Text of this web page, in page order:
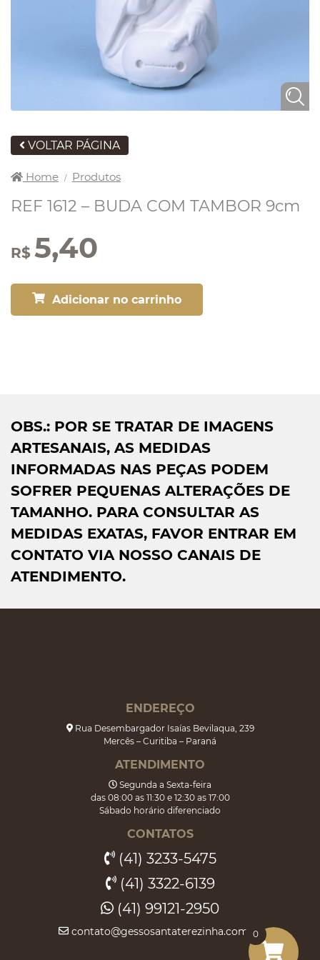
VOLTAR PÁGINA
Home / Produtos
REF 1612 – BUDA COM TAMBOR 9cm
R$ 5,40
Adicionar no carrinho
OBS.: POR SE TRATAR DE IMAGENS
ARTESANAIS, AS MEDIDAS
INFORMADAS NAS PEÇAS PODEM
SOFRER PEQUENAS ALTERAÇÕES DE
TAMANHO. PARA CONSULTAR AS
MEDIDAS EXATAS, FAVOR ENTRAR EM
CONTATO VIA NOSSO CANAIS DE
ATENDIMENTO.
ENDEREÇO
Rua Desembargador Isaías Bevilaqua, 239
Mercês – Curitiba – Paraná
ATENDIMENTO
Segunda a Sexta-feira
das 08:00 as 11:30 e 12:30 as 17:00
Sábado horário diferenciado
CONTATOS
(41) 3233-5475
(41) 3322-6139
(41) 99121-2950
contato@gessosantaterezinha.com.br
0